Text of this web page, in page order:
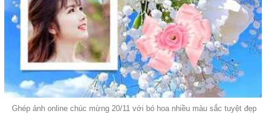
Ghép ảnh online chúc mừng 20/11 với bó hoa nhiều màu sắc tuyệt đẹp